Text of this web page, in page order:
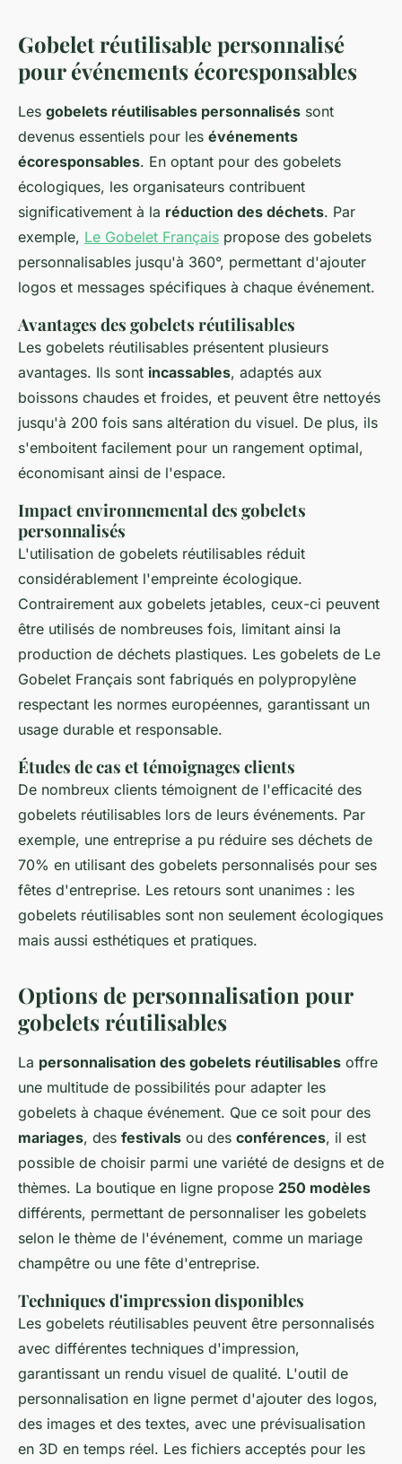
Gobelet réutilisable personnalisé
pour événements écoresponsables
Les gobelets réutilisables personnalisés sont
devenus essentiels pour les événements
écoresponsables. En optant pour des gobelets
écologiques, les organisateurs contribuent
significativement à la réduction des déchets. Par
exemple, Le Gobelet Français propose des gobelets
personnalisables jusqu'à 360°, permettant d'ajouter
logos et messages spécifiques à chaque événement.
Avantages des gobelets réutilisables
Les gobelets réutilisables présentent plusieurs
avantages. Ils sont incassables, adaptés aux
boissons chaudes et froides, et peuvent être nettoyés
jusqu'à 200 fois sans altération du visuel. De plus, ils
s'emboitent facilement pour un rangement optimal,
économisant ainsi de l'espace.
Impact environnemental des gobelets
personnalisés
L'utilisation de gobelets réutilisables réduit
considérablement l'empreinte écologique.
Contrairement aux gobelets jetables, ceux-ci peuvent
être utilisés de nombreuses fois, limitant ainsi la
production de déchets plastiques. Les gobelets de Le
Gobelet Français sont fabriqués en polypropylène
respectant les normes européennes, garantissant un
usage durable et responsable.
Études de cas et témoignages clients
De nombreux clients témoignent de l'efficacité des
gobelets réutilisables lors de leurs événements. Par
exemple, une entreprise a pu réduire ses déchets de
70% en utilisant des gobelets personnalisés pour ses
fêtes d'entreprise. Les retours sont unanimes : les
gobelets réutilisables sont non seulement écologiques
mais aussi esthétiques et pratiques.
Options de personnalisation pour
gobelets réutilisables
La personnalisation des gobelets réutilisables offre
une multitude de possibilités pour adapter les
gobelets à chaque événement. Que ce soit pour des
mariages, des festivals ou des conférences, il est
possible de choisir parmi une variété de designs et de
thèmes. La boutique en ligne propose 250 modèles
différents, permettant de personnaliser les gobelets
selon le thème de l'événement, comme un mariage
champêtre ou une fête d'entreprise.
Techniques d'impression disponibles
Les gobelets réutilisables peuvent être personnalisés
avec différentes techniques d'impression,
garantissant un rendu visuel de qualité. L'outil de
personnalisation en ligne permet d'ajouter des logos,
des images et des textes, avec une prévisualisation
en 3D en temps réel. Les fichiers acceptés pour les